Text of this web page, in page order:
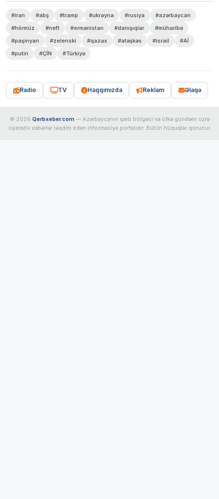
#iran #abş #tramp #ukrayna #rusiya
#azərbaycan
#hörmüz
#neft #ermənistan #danışıqlar
#müharibə
#paşinyan
#zelenski #qazax #atəşkəs #israil
#Aİ
#putin
#ÇİN #Türkiyə
Radio TV Haqqımızda Reklam Əlaqə
© 2026 Qerbxeber.com — Azərbaycanın qərb bölgəsi və ölkə gündəmi üzrə
operativ xəbərlər təqdim edən informasiya portalıdır. Bütün hüquqlar qorunur.